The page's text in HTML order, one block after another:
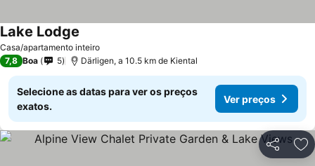
Casa/apartamento inteiro
Lake Lodge
7,8 Boa 5 Därligen, a 10.5 km de Kiental
Selecione as datas para ver os preços
exatos.
Ver preços
Partilhar